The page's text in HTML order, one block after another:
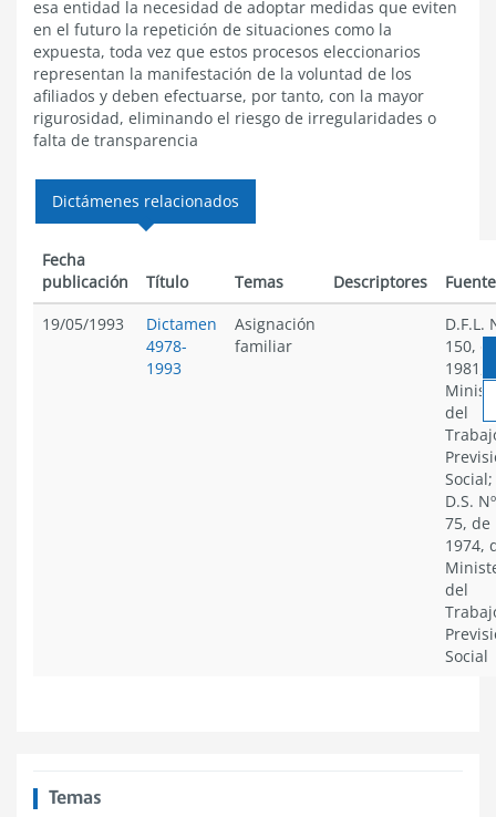
esa entidad la necesidad de adoptar medidas que eviten
en el futuro la repetición de situaciones como la
expuesta, toda vez que estos procesos eleccionarios
representan la manifestación de la voluntad de los
afiliados y deben efectuarse, por tanto, con la mayor
rigurosidad, eliminando el riesgo de irregularidades o
falta de transparencia
Dictámenes relacionados
Fecha
publicación
Título Temas Descriptores
19/05/1993
Dictamen
4978-
1993
Asignación
familiar
D.F.L.
150,
1981,
del
Social;
D.S. Nº
75, de
1974,
del
Social
Temas